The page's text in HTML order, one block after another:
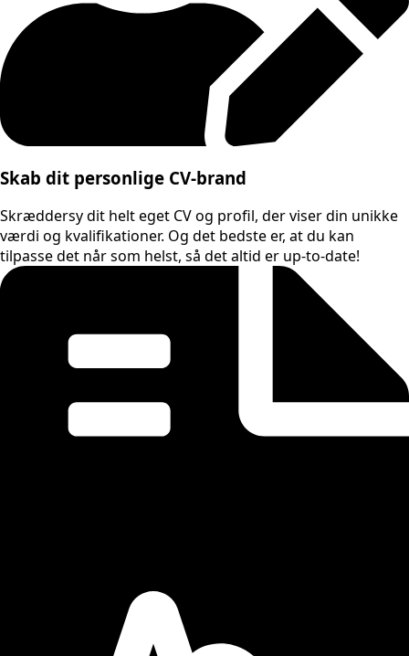
Skab dit personlige CV-brand
Skræddersy dit helt eget CV og profil, der viser din unikke
værdi og kvalifikationer. Og det bedste er, at du kan
tilpasse det når som helst, så det altid er up-to-date!